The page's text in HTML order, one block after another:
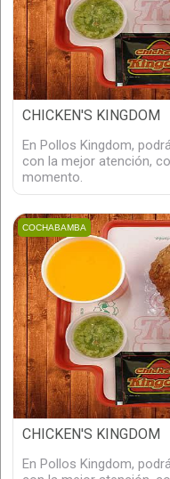
CHICKEN'S KINGDOM
En Pollos Kingdom,
con la mejor atención,
momento.
COCHABAMBA
CHICKEN'S KINGDOM
En Pollos Kingdom,